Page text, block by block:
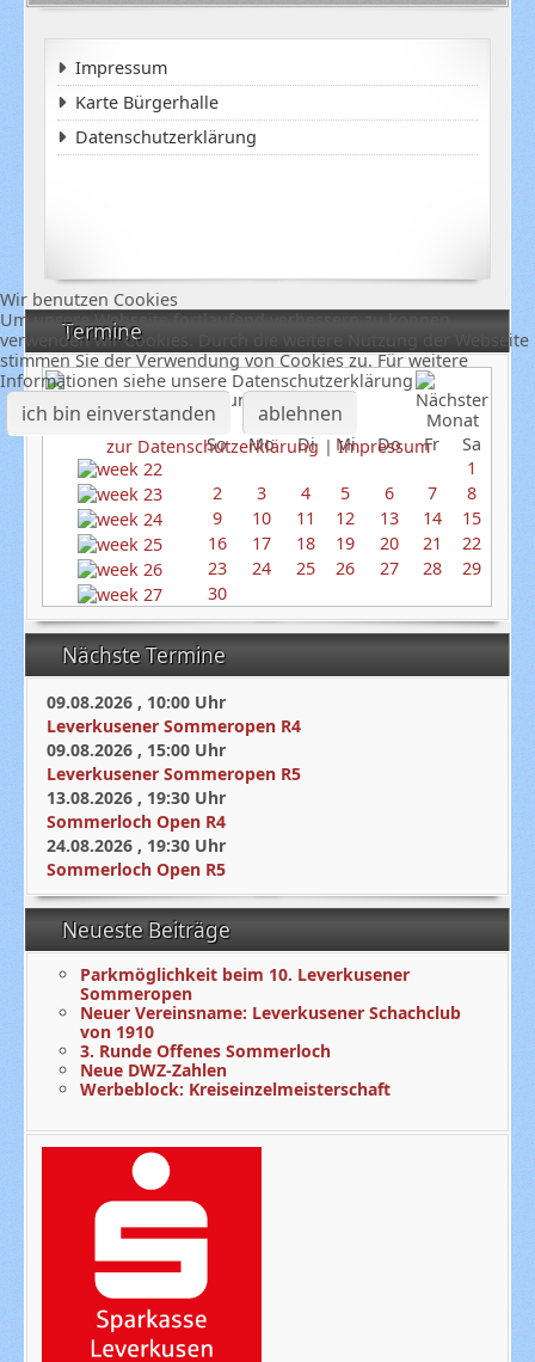
Termine
Juni 2024
So
Mo Di Mi Do Fr
Sa
1
2
3 4 5 6 7
8
9
10 11 12 13 14
15
16
17 18 19 20 21
22
23
24 25 26 27 28
29
30
Nächste Termine
09.08.2026 , 10:00 Uhr
Leverkusener Sommeropen R4
09.08.2026 , 15:00 Uhr
Leverkusener Sommeropen R5
13.08.2026 , 19:30 Uhr
Sommerloch Open R4
24.08.2026 , 19:30 Uhr
Sommerloch Open R5
Neueste Beiträge
Parkmöglichkeit beim 10. Leverkusener
Sommeropen
Neuer Vereinsname: Leverkusener Schachclub
von 1910
3. Runde Offenes Sommerloch
Neue DWZ-Zahlen
Werbeblock: Kreiseinzelmeisterschaft
Impressum
Karte Bürgerhalle
Datenschutzerklärung
Wir benutzen Cookies
Um unsere Webseite fortlaufend verbessern zu können,
verwenden wir Cookies. Durch die weitere Nutzung der Webseite
stimmen Sie der Verwendung von Cookies zu. Für weitere
Informationen siehe unsere Datenschutzerklärung
ich bin einverstanden ablehnen
zur Datenschutzerklärung |Impressum